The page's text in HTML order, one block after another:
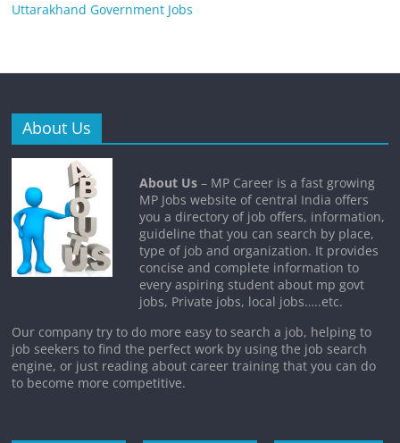
Uttarakhand Government Jobs
About Us
About Us – MP Career is a fast growing
MP Jobs website of central India offers
you a directory of job offers, information,
guideline that you can search by place,
type of job and organization. It provides
concise and complete information to
every aspiring student about mp govt
jobs, Private jobs, local jobs…..etc.
Our company try to do more easy to search a job, helping to
job seekers to find the perfect work by using the job search
engine, or just reading about career training that you can do
to become more competitive.